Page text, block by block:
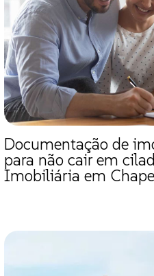
Documentação de
para não cair em
Imobiliária em